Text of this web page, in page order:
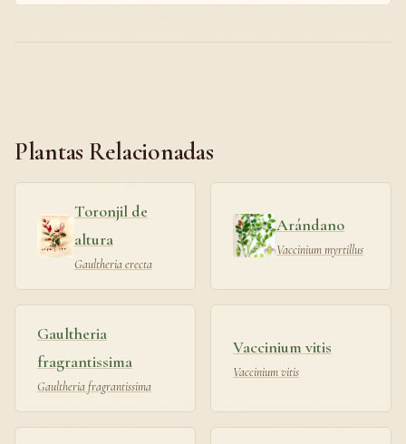
Plantas Relacionadas
Toronjil de
altura
Gaultheria erecta
Arándano
Vaccinium myrtillus
Gaultheria
fragrantissima
Gaultheria fragrantissima
Vaccinium vitis
Vaccinium vitis